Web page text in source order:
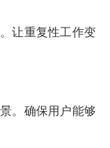
让重复性工作变
。确保用户能够